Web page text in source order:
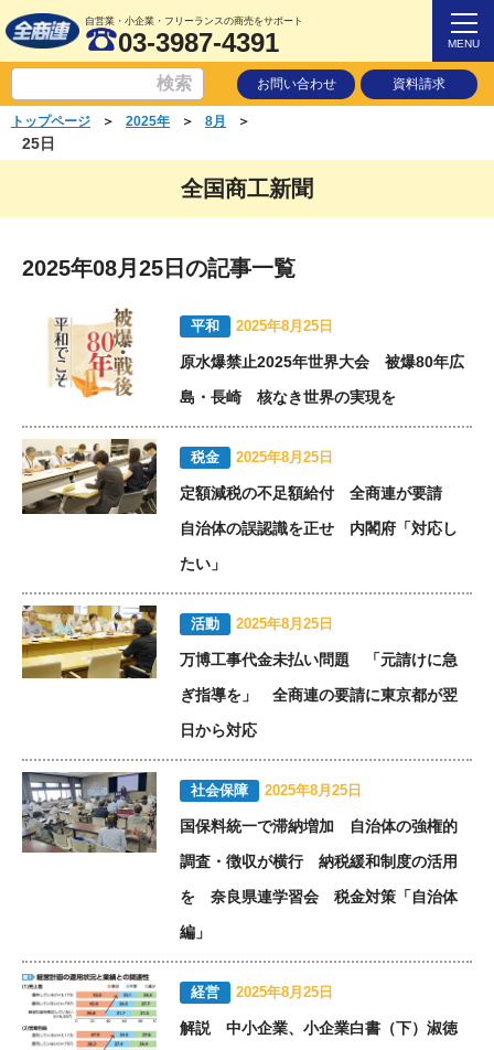
自営業・小企業・フリーランスの商売をサポート
03-3987-4391 MENU
お問い合わせ 資料請求
トップページ ＞ 2025年 ＞ 8月 ＞
25日
全国商工新聞
2025年08月25日の記事一覧
平和 2025年8月25日
原水爆禁止2025年世界大会 被爆80年広
島・長崎 核なき世界の実現を
税金 2025年8月25日
定額減税の不足額給付 全商連が要請
自治体の誤認識を正せ 内閣府「対応し
たい」
活動 2025年8月25日
万博工事代金未払い問題 「元請けに急
ぎ指導を」 全商連の要請に東京都が翌
日から対応
社会保障 2025年8月25日
国保料統一で滞納増加 自治体の強権的
調査・徴収が横行 納税緩和制度の活用
を 奈良県連学習会 税金対策「自治体
編」
経営 2025年8月25日
解説 中小企業、小企業白書（下）淑徳